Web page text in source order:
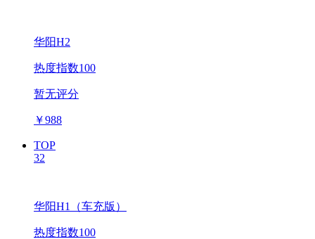
华阳H2
热度指数100
暂无评分
￥988
TOP
32
华阳H1（车充版）
热度指数100